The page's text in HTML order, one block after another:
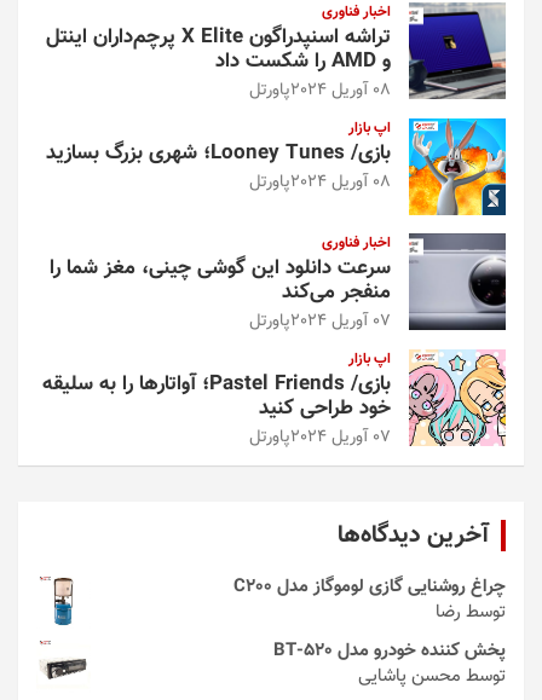
اخبار فناوری
تراشه اسنپدراگون X Elite پرچم‌داران اینتل
و AMD را شکست داد
08 آوریل 2024 پاورتل
اپ بازار
بازی/ Looney Tunes؛ شهری بزرگ بسازید
08 آوریل 2024 پاورتل
اخبار فناوری
سرعت دانلود این گوشی چینی، مغز شما را
منفجر می‌کند
07 آوریل 2024 پاورتل
اپ بازار
بازی/ Pastel Friends؛ آواتارها را به سلیقه
خود طراحی کنید
07 آوریل 2024 پاورتل
آخرین دیدگاه‌ها
چراغ روشنایی گازی لوموگاز مدل C200
توسط رضا
پخش کننده خودرو مدل 520-BT
توسط محسن پاشایی